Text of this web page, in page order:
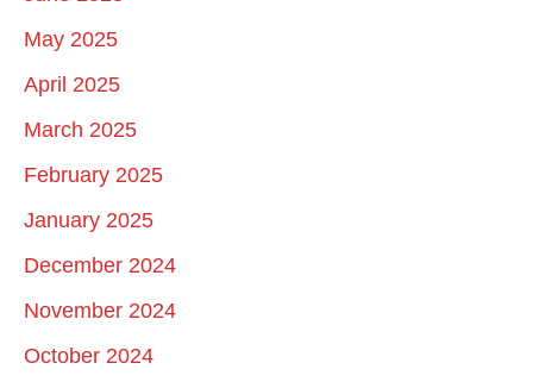
May 2025
April 2025
March 2025
February 2025
January 2025
December 2024
November 2024
October 2024